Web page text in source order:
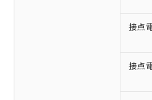
接点
接点